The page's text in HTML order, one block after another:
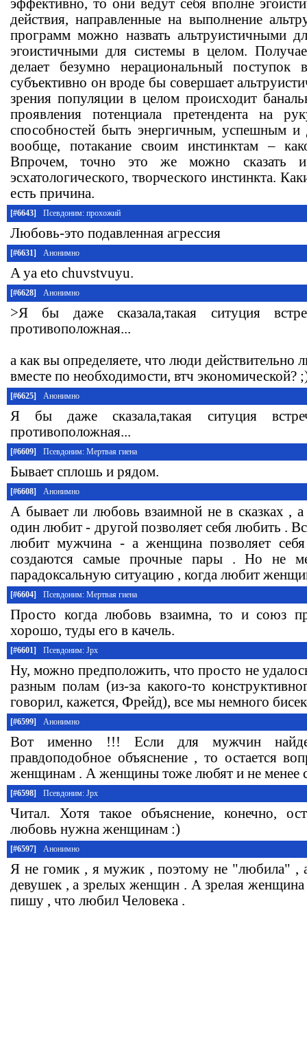
эффективно, то они ведут себя вполне
действия, направленные на выполнение
программ можно назвать альтруистичными
эгоистичными для системы в целом.
делает безумно нерациональный
субъективно он вроде бы совершает
зрения популяции в целом происходит
проявления потенциала претендента на
способностей быть энергичным, успешным
вообще, потакание своим инстинктам –
Впрочем, точно это же можно сказать и
эсхатологического, творческого инстинкта.
есть причина.
[#6643] Псевдоним: прохожий
Любовь-это подавленная агрессия
[#6631] Анонимно
A ya eto chuvstvuyu.
[#6628] Анонимно
>Я бы даже сказала,такая ситуция
противоположная...
а как вы определяете, что люди действительно
вместе по необходимости, втч экономической?
[#6625] Анонимно
Я бы даже сказала,такая ситуция
противоположная...
[#6609] Псевдоним: Мертвая гиена
Бывает сплошь и рядом.
[#6608] Анонимно
А бывает ли любовь взаимной не в сказках ,
один любит - другой позволяет себя любить .
любит мужчина - а женщина позволяет
создаются самые прочные пары . Но не
парадоксальную ситуацию , когда любит
[#6604] Псевдоним: Мертвая гиена
Просто когда любовь взаимна, то и союз
хорошо, туды его в качель.
[#6601] Псевдоним: Jpx
Ну, можно предположить, что просто не
разным полам (из-за какого-то
говорил, кажется, Фрейд), все мы немного
[#6599] Анонимно
Вот именно !!! Если для мужчин
правдоподобное объяснение , то остается
женщинам . А женщины тоже любят и не менее
[#6598] Псевдоним: Jpx
Читал. Хотя такое объяснение, конечно,
любовь нужна женщинам :)
[#6597] Анонимно
Я не гомик , я мужик , поэтому не "любила"
девушек , а зрелых женщин . А зрелая
пишу , что любил Человека .